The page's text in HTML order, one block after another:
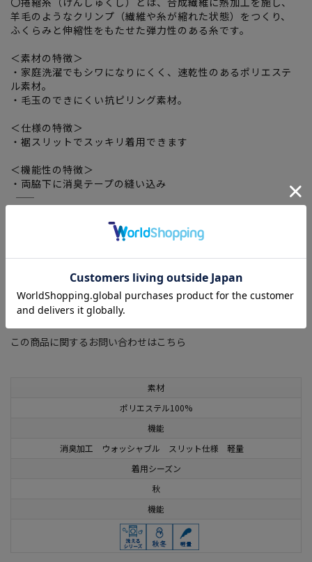
素材
ポリエステル100%
機能
消臭加工 ウォッシャブル スリット仕様 軽量
着用シーズン
秋
機能
羊毛のようなクリンプ（繊維や糸が縮れた状態）をつくり、
ふくらみと伸縮性をもたせた弾力性のある糸です。
＜素材の特徴＞
・家庭洗濯でもシワになりにくく、速乾性のあるポリエステ
ル素材。
・毛玉のできにくい抗ピリング素材。
＜仕様の特徴＞
・裾スリットでスッキリ着用できます
＜機能性の特徴＞
・両脇下に消臭テープの縫い込み
―――――――――――――――――――――――
サイズ選択画面に記載している数字あるいはお届けした商品タグに記載している数字
は、ヌード寸の目安となりますので、実寸サイズと異なる場合がございます。
―――――――――――――――――――――――
#ELFO #ELFOLadies #lightouter #レディース定番
#期間限定SALE(レディース)
この商品に関するお問い合わせはこちら